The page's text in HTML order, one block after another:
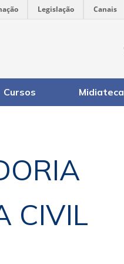
Legislação Canais
Cursos Midiateca
CIVIL